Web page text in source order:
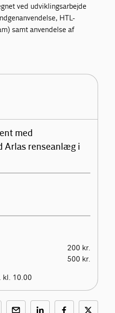
ved udviklingsarbejde
HTL-
samt anvendelse af
med
Arlas renseanlæg i
200 kr.
500 kr.
kl. 10.00